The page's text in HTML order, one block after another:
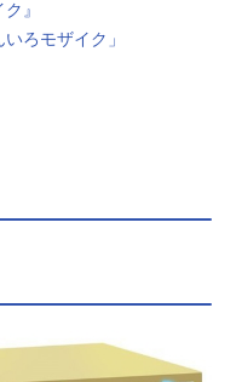
』
ろモザイク」